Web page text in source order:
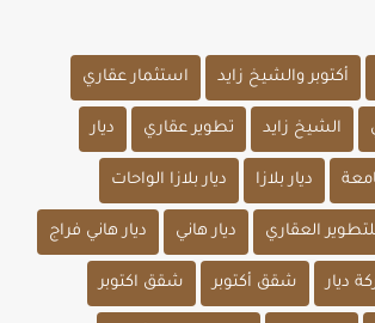
أكتوبر والشيخ زايد استثمار عقاري
الشيخ زايد تطوير عقاري ديار
ديار بلازا ديار بلازا الواحات
العقاري ديار هاني ديار هاني فراج
ديار شقق أكتوبر شقق اكتوبر